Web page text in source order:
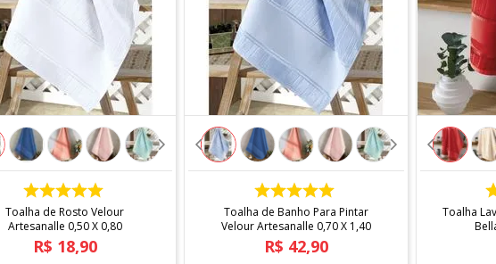
COMPRAR
Toalha de Rosto Velour
Artesanalle 0,50 X 0,80
R$ 18,90
COMPRAR
Toalha de Banho Para Pintar
Velour Artesanalle 0,70 X 1,40
R$ 42,90
Toalha